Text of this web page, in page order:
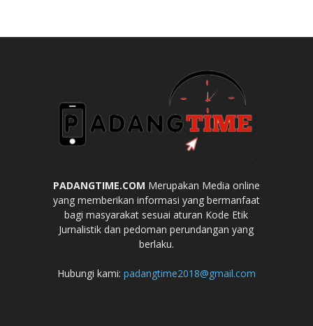
PADANGTIME.COM Merupakan Media online
yang memberikan informasi yang bermanfaat
bagi masyarakat sesuai aturan Kode Etik
Jurnalistik dan pedoman perundangan yang
berlaku.
Hubungi kami: padangtime2018@gmail.com